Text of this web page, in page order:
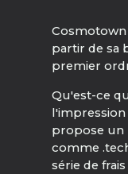
partir de sa
premier
Qu'est-ce
propose un
comme
série de